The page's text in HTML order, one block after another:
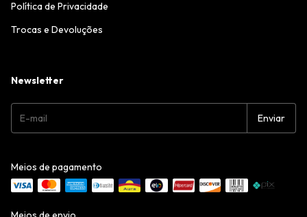
Política de Privacidade
Trocas e Devoluções
Newsletter
Meios de pagamento